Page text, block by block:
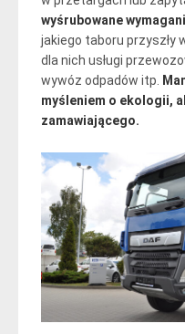
wyśrubowane
jakiego taboru przyszły
dla nich usługi
wywóz odpadów itp.
myśleniem o ekologii,
zamawiającego.